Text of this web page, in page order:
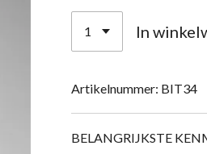
In
Artikelnummer: BIT34
BELANGRIJKSTE